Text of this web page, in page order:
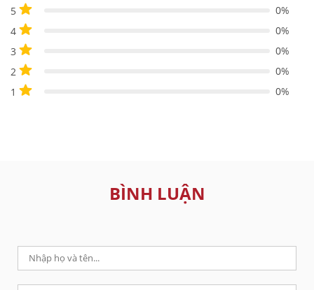
5
0%
4
0%
3
0%
2
0%
1
0%
BÌNH LUẬN